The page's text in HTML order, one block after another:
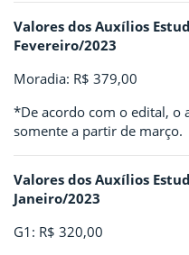
Valores dos Auxílios
Fevereiro/2023
Moradia: R$ 379,00
*De acordo com o edital, o
somente a partir de março.
Valores dos Auxílios
Janeiro/2023
G1: R$ 320,00